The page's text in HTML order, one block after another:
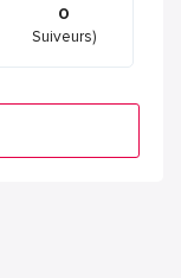
0
Suiveurs)